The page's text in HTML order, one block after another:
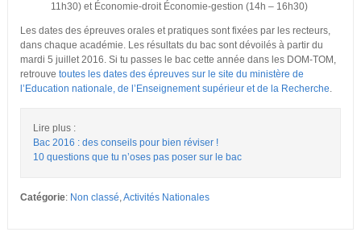
11h30) et Économie-droit Économie-gestion (14h – 16h30)
Les dates des épreuves orales et pratiques sont fixées par les recteurs,
dans chaque académie. Les résultats du bac sont dévoilés à partir du
mardi 5 juillet 2016. Si tu passes le bac cette année dans les DOM-TOM,
retrouve toutes les dates des épreuves sur le site du ministère de
l’Education nationale, de l’Enseignement supérieur et de la Recherche.
Lire plus :
Bac 2016 : des conseils pour bien réviser !
10 questions que tu n’oses pas poser sur le bac
Catégorie: Non classé,Activités Nationales